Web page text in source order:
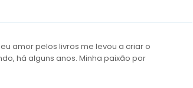
amor pelos livros me levou a criar o
há alguns anos. Minha paixão por